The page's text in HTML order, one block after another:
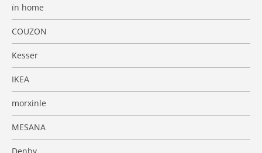
ïn home
COUZON
Kesser
IKEA
morxinle
MESANA